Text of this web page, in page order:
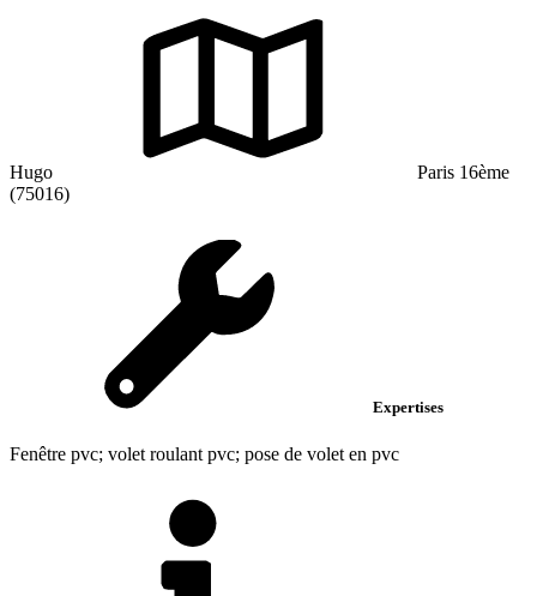
Hugo
Paris 16ème
(75016)
Expertises
Fenêtre pvc; volet roulant pvc; pose de volet en pvc